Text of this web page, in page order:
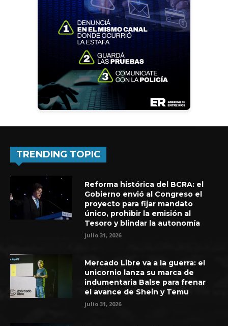
TRENDING TOPIC
Reforma histórica del BCRA: el
Gobierno envió al Congreso el
proyecto para fijar mandato
único, prohibir la emisión al
Tesoro y blindar la autonomía
julio 31, 2026
Mercado Libre va a la guerra: el
unicornio lanza su marca de
indumentaria Balse para frenar
el avance de Shein y Temu
julio 31, 2026